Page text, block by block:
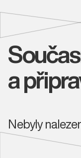
a
Nebyly